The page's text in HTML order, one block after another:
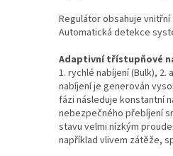
Regulátor obsahuje
Automatická detekce
Adaptivní třístupňové
1. rychlé nabíjení (Bulk),
nabíjení je generován
fázi následuje konstantní
nebezpečného přebíjení
stavu velmi nízkým
například vlivem zátěže,